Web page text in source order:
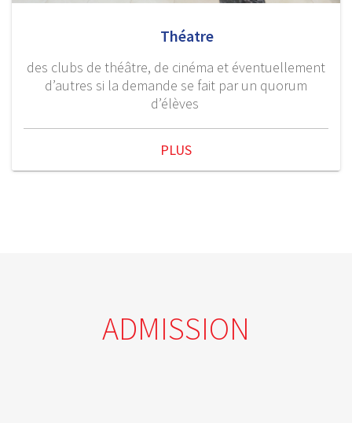
Théatre
des clubs de théâtre, de cinéma et éventuellement
d’autres si la demande se fait par un quorum
d’élèves
PLUS
ADMISSION